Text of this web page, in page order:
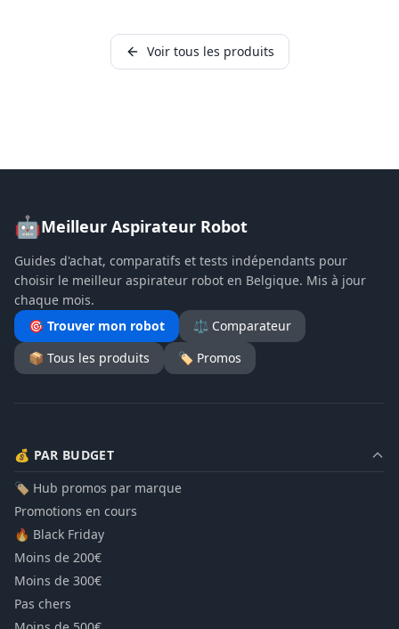
Voir tous les produits
🤖Meilleur Aspirateur Robot
Guides d'achat, comparatifs et tests indépendants pour
choisir le meilleur aspirateur robot en Belgique. Mis à jour
chaque mois.
🎯 Trouver mon robot
⚖️ Comparateur
📦 Tous les produits
🏷️ Promos
💰 PAR BUDGET
🏷️ Hub promos par marque
Promotions en cours
🔥 Black Friday
Moins de 200€
Moins de 300€
Pas chers